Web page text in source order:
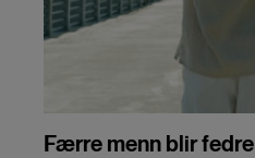
Færre menn blir fedre